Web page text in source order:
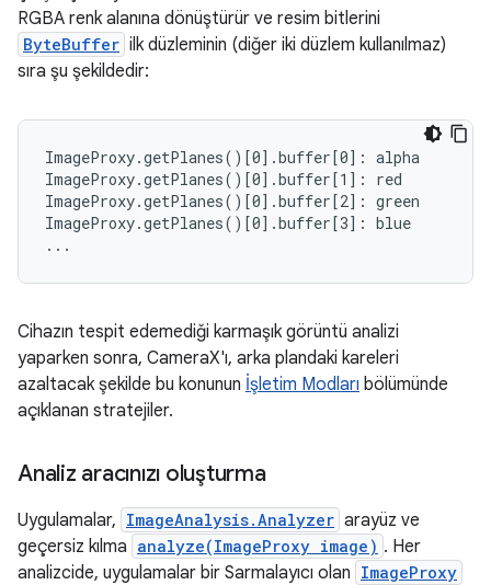
RGBA renk alanına dönüştürür ve resim bitlerini
ByteBuffer ilk düzleminin (diğer iki düzlem kullanılmaz)
sıra şu şekildedir:
ImageProxy.getPlanes()[0].buffer[0]: alpha
ImageProxy.getPlanes()[0].buffer[1]: red
ImageProxy.getPlanes()[0].buffer[2]: green
ImageProxy.getPlanes()[0].buffer[3]: blue
Cihazın tespit edemediği karmaşık görüntü analizi
yaparken sonra, CameraX'ı, arka plandaki kareleri
azaltacak şekilde bu konunun İşletim Modları bölümünde
açıklanan stratejiler.
Analiz aracınızı oluşturma
Uygulamalar, ImageAnalysis.Analyzer arayüz ve
geçersiz kılma analyze(ImageProxy image) . Her
analizcide, uygulamalar bir Sarmalayıcı olan ImageProxy